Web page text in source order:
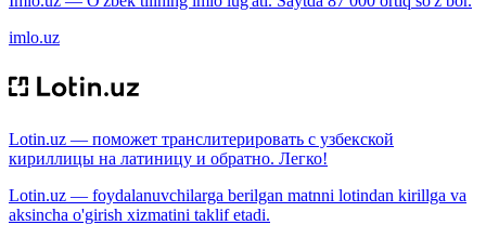
imlo.uz
Lotin.uz — поможет транслитерировать с узбекской
кириллицы на латиницу и обратно. Легко!
Lotin.uz — foydalanuvchilarga berilgan matnni lotindan kirillga va
aksincha o'girish xizmatini taklif etadi.